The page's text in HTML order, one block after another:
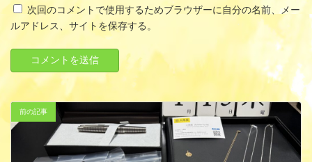
次回のコメントで使用するためブラウザーに自分の名前、メー
ルアドレス、サイトを保存する。
前の記事